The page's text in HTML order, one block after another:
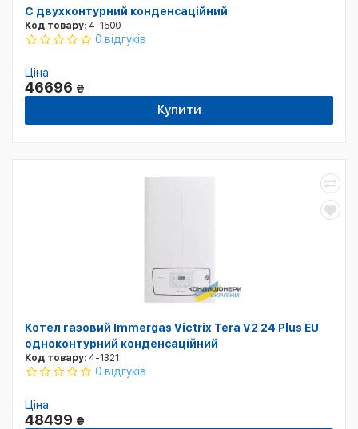
C двухконтурний конденсаційний
Код товару: 4-1500
0 відгуків
Ціна
46696 ₴
Купити
Котел газовий Immergas Victrix Tera V2 24 Plus EU
одноконтурний конденсаційний
Код товару: 4-1321
0 відгуків
Ціна
48499 ₴